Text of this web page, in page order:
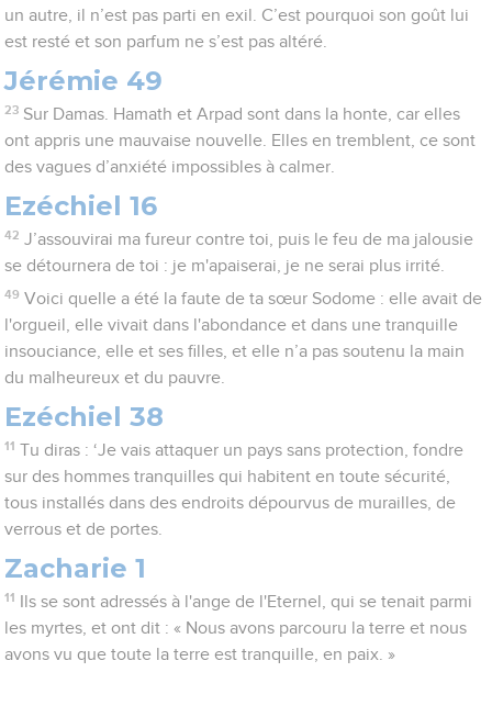
un autre, il n’est pas parti en exil. C’est pourquoi son goût lui
est resté et son parfum ne s’est pas altéré.
Jérémie 49
23 Sur Damas. Hamath et Arpad sont dans la honte, car elles
ont appris une mauvaise nouvelle. Elles en tremblent, ce sont
des vagues d’anxiété impossibles à calmer.
Ezéchiel 16
42 J’assouvirai ma fureur contre toi, puis le feu de ma jalousie
se détournera de toi : je m'apaiserai, je ne serai plus irrité.
49 Voici quelle a été la faute de ta sœur Sodome : elle avait de
l'orgueil, elle vivait dans l'abondance et dans une tranquille
insouciance, elle et ses filles, et elle n’a pas soutenu la main
du malheureux et du pauvre.
Ezéchiel 38
11 Tu diras : ‘Je vais attaquer un pays sans protection, fondre
sur des hommes tranquilles qui habitent en toute sécurité,
tous installés dans des endroits dépourvus de murailles, de
verrous et de portes.
Zacharie 1
11
Ils se sont adressés à l'ange de l'Eternel, qui se tenait parmi
les myrtes, et ont dit : « Nous avons parcouru la terre et nous
avons vu que toute la terre est tranquille, en paix. »